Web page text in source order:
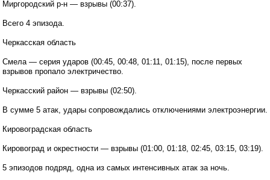
Миргородский р-н — взрывы (00:37).
Всего 4 эпизода.
Черкасская область
Смела — серия ударов (00:45, 00:48, 01:11, 01:15), после первых
взрывов пропало электричество.
Черкасский район — взрывы (02:50).
В сумме 5 атак, удары сопровождались отключениями электроэнергии.
Кировоградская область
Кировоград и окрестности — взрывы (01:00, 01:18, 02:45, 03:15, 03:19).
5 эпизодов подряд, одна из самых интенсивных атак за ночь.